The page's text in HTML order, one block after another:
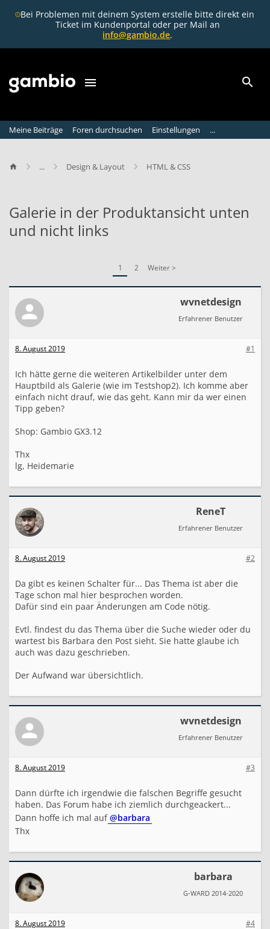
Bei Problemen mit deinem System erstelle bitte direkt ein
Ticket im Kundenportal oder per Mail an
info@gambio.de.
Meine Beiträge Foren durchsuchen Einstellungen ...
... Design & Layout HTML & CSS
Galerie in der Produktansicht unten
und nicht links
e
c
h
s
1 2 Weiter >
wvnetdesign
Erfahrener Benutzer
#1
8. August 2019
Ich hätte gerne die weiteren Artikelbilder unter dem
Hauptbild als Galerie (wie im Testshop2). Ich komme aber
einfach nicht drauf, wie das geht. Kann mir da wer einen
Tipp geben?
Shop: Gambio GX3.12
Thx
lg, Heidemarie
ReneT
Erfahrener Benutzer
#2
8. August 2019
Da gibt es keinen Schalter für... Das Thema ist aber die
Tage schon mal hier besprochen worden.
Dafür sind ein paar Änderungen am Code nötig.
Evtl. findest du das Thema über die Suche wieder oder du
wartest bis Barbara den Post sieht. Sie hatte glaube ich
auch was dazu geschrieben.
Der Aufwand war übersichtlich.
wvnetdesign
Erfahrener Benutzer
#3
8. August 2019
Dann dürfte ich irgendwie die falschen Begriffe gesucht
haben. Das Forum habe ich ziemlich durchgeackert...
Dann hoffe ich mal auf@barbara
Thx
barbara
G-WARD 2014-2020
#4
8. August 2019